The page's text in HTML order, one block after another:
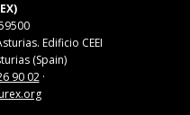
Edificio CEEI
(Spain)
90 02·